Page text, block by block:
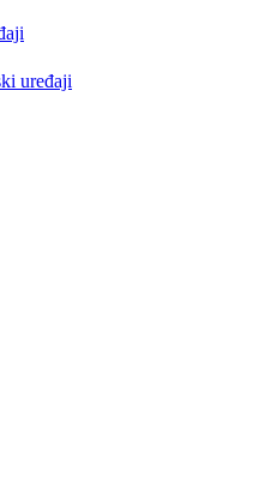
uređaji